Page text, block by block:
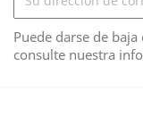
Puede darse de
consulte nuestra